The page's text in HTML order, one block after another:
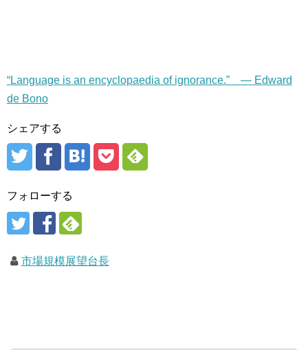
“Language is an encyclopaedia of ignorance.” — Edward
de Bono
シェアする
フォローする
市場規模展望台長